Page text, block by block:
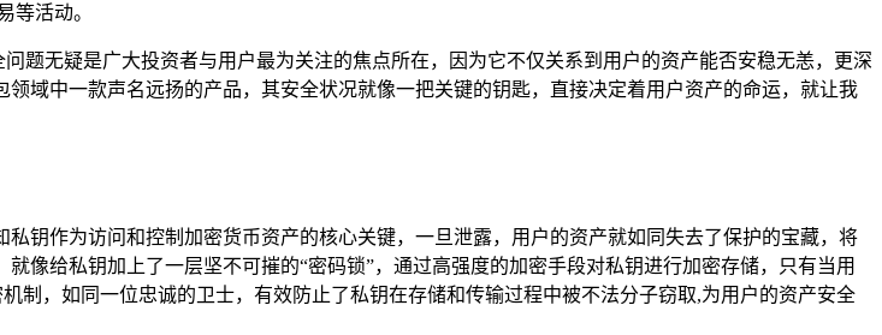
等活动。
问题无疑是广大投资者与用户最为关注的焦点所在，因为它不仅关系到用户的资产能否安稳无恙，更深
域中一款声名远扬的产品，其安全状况就像一把关键的钥匙，直接决定着用户资产的命运，就让我
钥作为访问和控制加密货币资产的核心关键，一旦泄露，用户的资产就如同失去了保护的宝藏，将
像给私钥加上了一层坚不可摧的“密码锁”，通过高强度的加密手段对私钥进行加密存储，只有当用
制，如同一位忠诚的卫士，有效防止了私钥在存储和传输过程中被不法分子窃取,为用户的资产安全